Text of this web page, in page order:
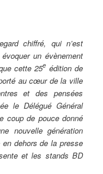
chiffré, qui n’est
un évènement
cette 25e édition de
au cœur de la ville
et des pensées
le Délégué Général
coup de pouce donné
nouvelle génération
en dehors de la presse
et les stands BD